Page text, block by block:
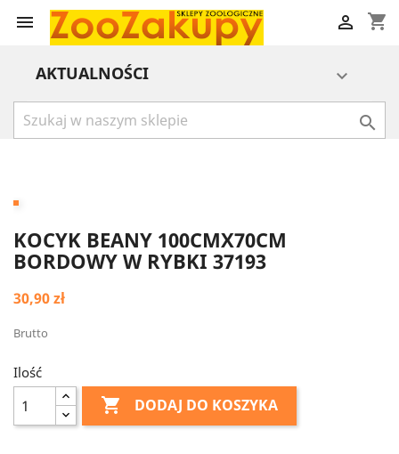
 shopping_cart

AKTUALNOŚCI 

KOCYK BEANY 100CMX70CM
BORDOWY W RYBKI 37193
30,90 zł
Brutto
Ilość
 DODAJ DO KOSZYKA